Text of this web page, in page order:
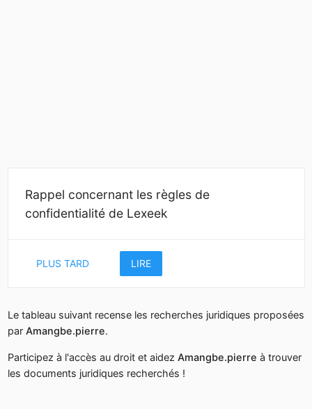
Rappel concernant les règles de
confidentialité de Lexeek
PLUS TARD LIRE
Le tableau suivant recense les recherches juridiques proposées
par Amangbe.pierre.
Participez à l'accès au droit et aidez Amangbe.pierre à trouver
les documents juridiques recherchés !